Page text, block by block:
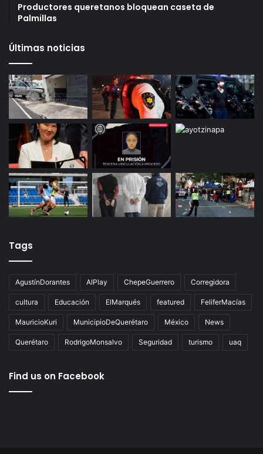
Productores queretanos bloquean caseta de
Palmillas
Últimas noticias
Tags
AgustínDorantes AIPlay ChepeGuerrero Corregidora
cultura Educación ElMarqués featured FeliferMacías
MauricioKuri MunicipioDeQuerétaro México News
Querétaro RodrigoMonsalvo Seguridad turismo uaq
Find us on Facebook